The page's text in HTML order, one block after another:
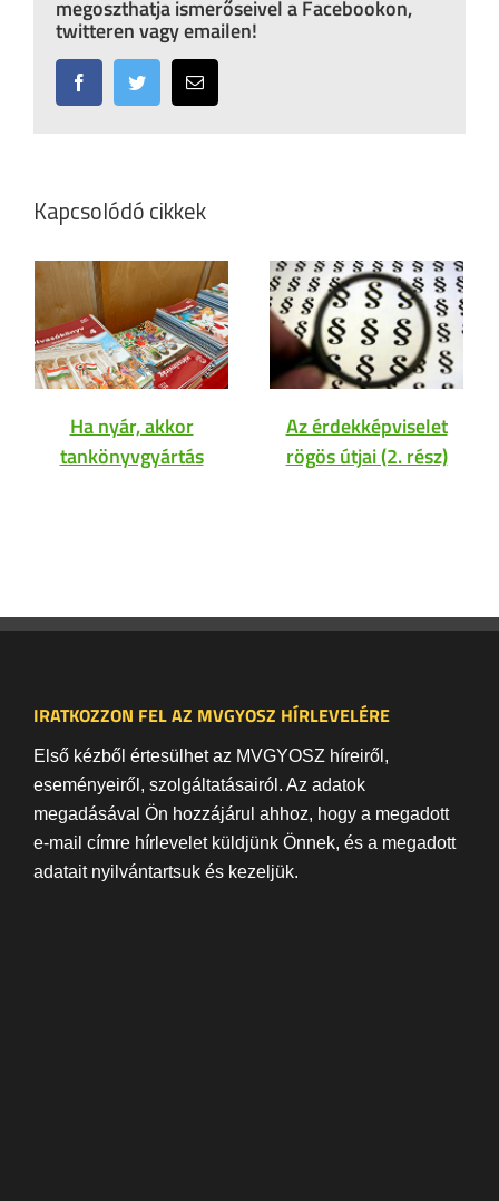
megoszthatja ismerőseivel a Facebookon,
twitteren vagy emailen!
FacebookTwitter Email:
Kapcsolódó cikkek
Ha nyár, akkor
tankönyvgyártás
Az érdekképviselet
rögös útjai (2. rész)
IRATKOZZON FEL AZ MVGYOSZ HÍRLEVELÉRE
Első kézből értesülhet az MVGYOSZ híreiről,
eseményeiről, szolgáltatásairól. Az adatok
megadásával Ön hozzájárul ahhoz, hogy a megadott
e-mail címre hírlevelet küldjünk Önnek, és a megadott
adatait nyilvántartsuk és kezeljük.